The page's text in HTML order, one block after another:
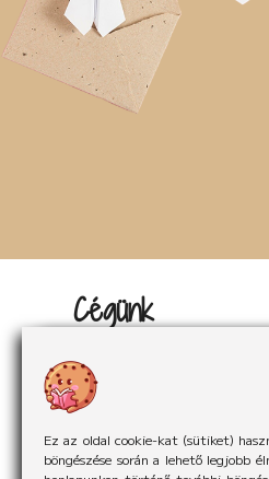
Ez az oldal cookie-kat (sütiket)
böngészése során a lehető legjobb
Cégünk
Rólunk
Rólunk mondták
Hírek
Partnereink